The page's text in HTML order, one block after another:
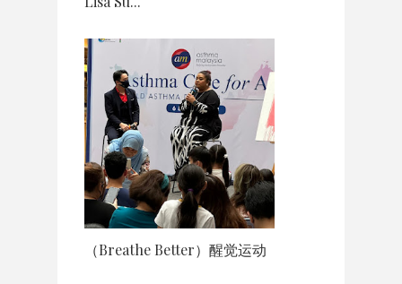
（Breathe Better）醒觉运动